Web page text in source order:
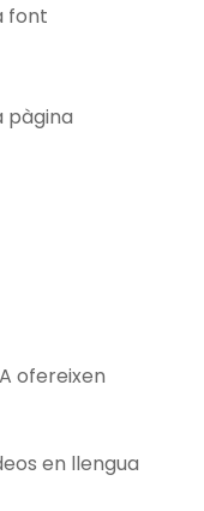
font
pàgina
ofereixen
en llengua